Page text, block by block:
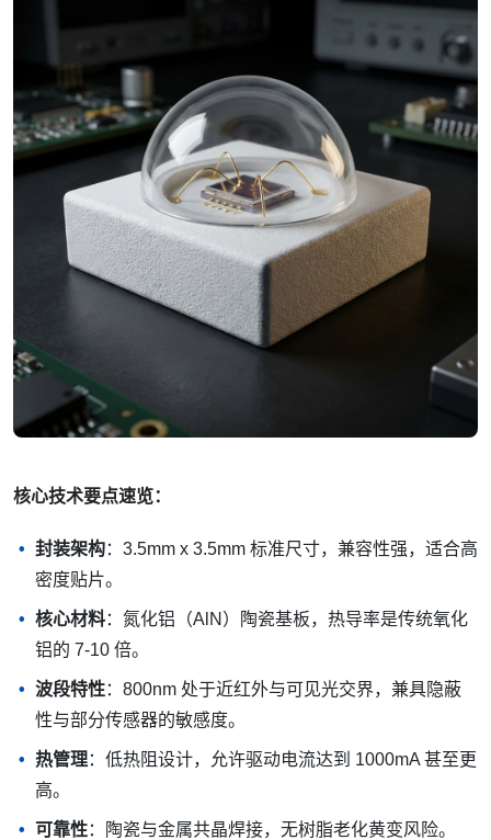
核心技术要点速览：
封装架构：3.5mm x 3.5mm 标准尺寸，兼容性强，适合高
密度贴片。
核心材料：氮化铝（AlN）陶瓷基板，热导率是传统氧化
铝的 7-10 倍。
波段特性：800nm 处于近红外与可见光交界，兼具隐蔽
性与部分传感器的敏感度。
热管理：低热阻设计，允许驱动电流达到 1000mA 甚至更
高。
可靠性：陶瓷与金属共晶焊接，无树脂老化黄变风险。